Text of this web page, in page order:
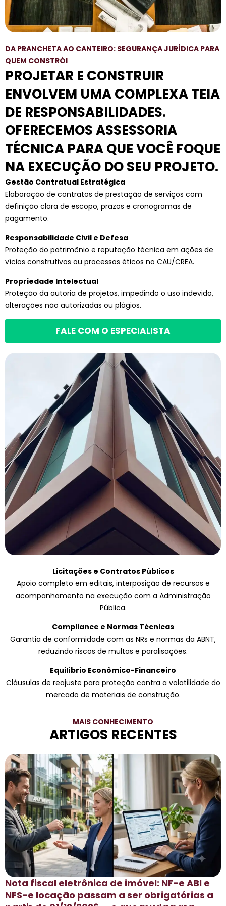
DA PRANCHETA AO CANTEIRO: SEGURANÇA JURÍDICA PARA
QUEM CONSTRÓI
PROJETAR E CONSTRUIR
ENVOLVEM UMA COMPLEXA TEIA
DE RESPONSABILIDADES.
OFERECEMOS ASSESSORIA
TÉCNICA PARA QUE VOCÊ FOQUE
NA EXECUÇÃO DO SEU PROJETO.
Gestão Contratual Estratégica
Elaboração de contratos de prestação de serviços com
definição clara de escopo, prazos e cronogramas de
pagamento.
Responsabilidade Civil e Defesa
Proteção do patrimônio e reputação técnica em ações de
vícios construtivos ou processos éticos no CAU/CREA.
Propriedade Intelectual
Proteção da autoria de projetos, impedindo o uso indevido,
alterações não autorizadas ou plágios.
FALE COM O ESPECIALISTA
Licitações e Contratos Públicos
Apoio completo em editais, interposição de recursos e
acompanhamento na execução com a Administração
Pública.
Compliance e Normas Técnicas
Garantia de conformidade com as NRs e normas da ABNT,
reduzindo riscos de multas e paralisações.
Equilíbrio Econômico-Financeiro
Cláusulas de reajuste para proteção contra a volatilidade do
mercado de materiais de construção.
MAIS CONHECIMENTO
ARTIGOS RECENTES
Nota fiscal eletrônica de imóvel: NF-e ABI e
NFS-e locação passam a ser obrigatórias a